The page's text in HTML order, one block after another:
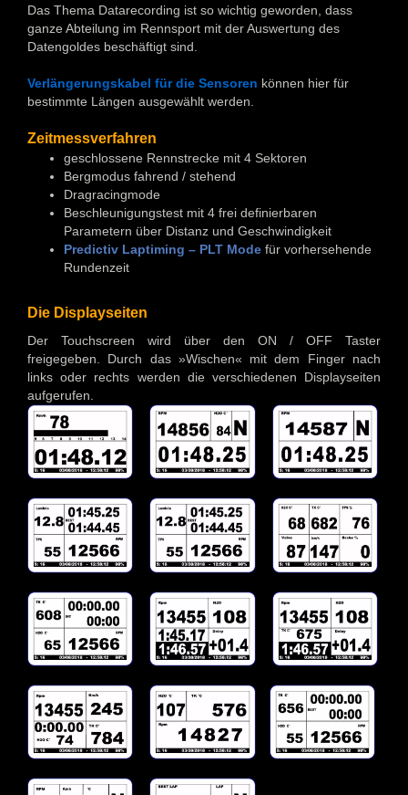
Das Thema Datarecording ist so wichtig geworden, dass
ganze Abteilung im Rennsport mit der Auswertung des
Datengoldes beschäftigt sind.
Verlängerungskabel für die Sensoren können hier für
bestimmte Längen ausgewählt werden.
Zeitmessverfahren
geschlossene Rennstrecke mit 4 Sektoren
Bergmodus fahrend / stehend
Dragracingmode
Beschleunigungstest mit 4 frei definierbaren
Parametern über Distanz und Geschwindigkeit
Predictiv Laptiming – PLT Mode für vorhersehende
Rundenzeit
Die Displayseiten
Der Touchscreen wird über den ON / OFF Taster
freigegeben. Durch das »Wischen« mit dem Finger nach
links oder rechts werden die verschiedenen Displayseiten
aufgerufen.